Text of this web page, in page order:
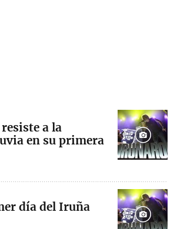
a la
en su primera
día del Iruña